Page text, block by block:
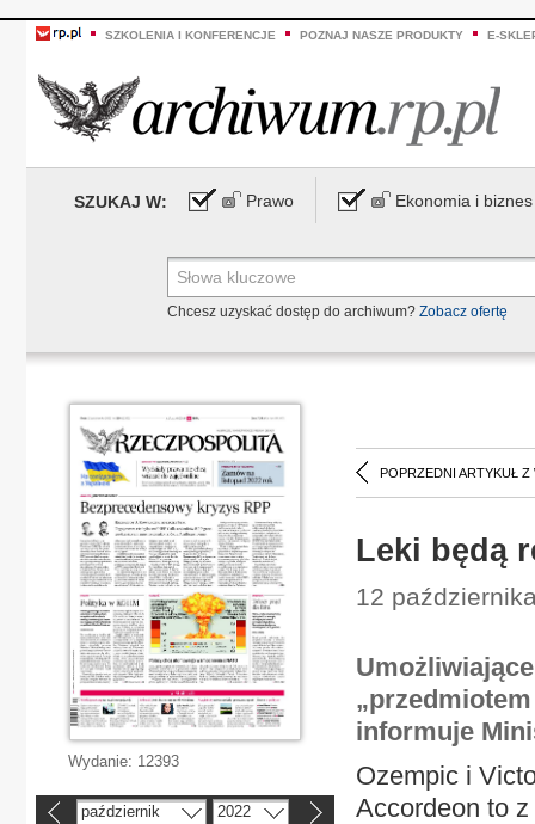
SZKOLENIA I KONFERENCJE POZNAJ NASZE PRODUKTY E-
SZUKAJ W: Prawo Ekonomia i biznes
Chcesz uzyskać dostęp do archiwum? Zobacz ofertę
POPRZEDNI ARTYKUŁ Z
Leki będą
12
informuje
Ozempic i
Accordeon to
Wydanie: 12393
październik 2022